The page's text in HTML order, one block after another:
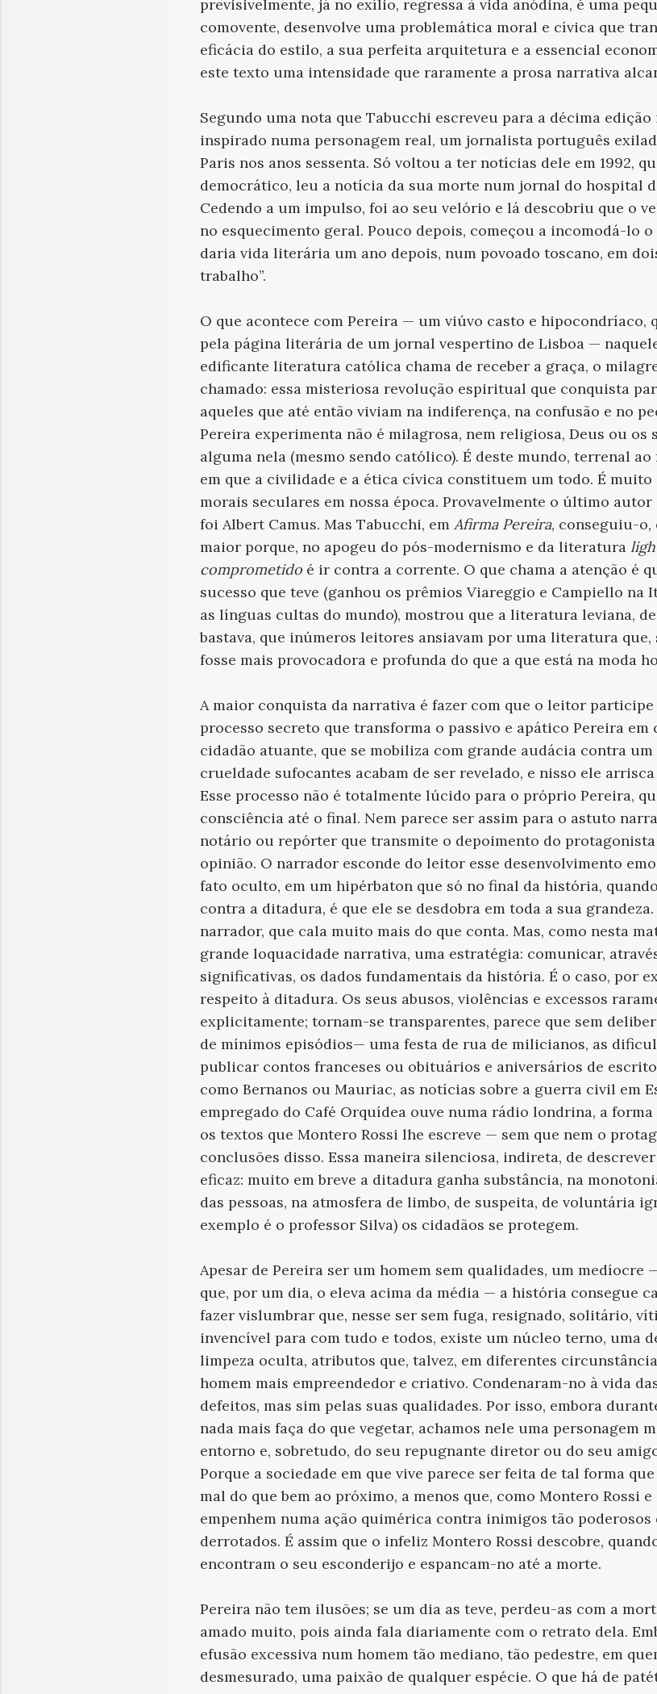
previsivelmente, já no exílio, regressa à vida anódina, é uma
comovente, desenvolve uma problemática moral e cívica que
eficácia do estilo, a sua perfeita arquitetura e a essencial
este texto uma intensidade que raramente a prosa narrativa
Segundo uma nota que Tabucchi escreveu para a décima
inspirado numa personagem real, um jornalista português
Paris nos anos sessenta. Só voltou a ter notícias dele em 1992,
democrático, leu a notícia da sua morte num jornal do hospital
Cedendo a um impulso, foi ao seu velório e lá descobriu que o
no esquecimento geral. Pouco depois, começou a incomodá-lo
daria vida literária um ano depois, num povoado toscano, em
trabalho”.
O que acontece com Pereira — um viúvo casto e hipocondríaco,
pela página literária de um jornal vespertino de Lisboa —
edificante literatura católica chama de receber a graça, o
chamado: essa misteriosa revolução espiritual que conquista
aqueles que até então viviam na indiferença, na confusão e no
Pereira experimenta não é milagrosa, nem religiosa, Deus ou os
alguma nela (mesmo sendo católico). É deste mundo, terrenal
em que a civilidade e a ética cívica constituem um todo. É
morais seculares em nossa época. Provavelmente o último
foi Albert Camus. Mas Tabucchi, em Afirma Pereira, conseguiu-o,
maior porque, no apogeu do pós-modernismo e da literatura
comprometido é ir contra a corrente. O que chama a atenção é
sucesso que teve (ganhou os prêmios Viareggio e Campiello na
as línguas cultas do mundo), mostrou que a literatura leviana,
bastava, que inúmeros leitores ansiavam por uma literatura
fosse mais provocadora e profunda do que a que está na moda
A maior conquista da narrativa é fazer com que o leitor participe
processo secreto que transforma o passivo e apático Pereira
cidadão atuante, que se mobiliza com grande audácia contra
crueldade sufocantes acabam de ser revelado, e nisso ele
Esse processo não é totalmente lúcido para o próprio Pereira,
consciência até o final. Nem parece ser assim para o astuto
notário ou repórter que transmite o depoimento do
opinião. O narrador esconde do leitor esse desenvolvimento
fato oculto, em um hipérbaton que só no final da história,
contra a ditadura, é que ele se desdobra em toda a sua
narrador, que cala muito mais do que conta. Mas, como nesta
grande loquacidade narrativa, uma estratégia: comunicar,
significativas, os dados fundamentais da história. É o caso, por
respeito à ditadura. Os seus abusos, violências e excessos
explicitamente; tornam-se transparentes, parece que sem
de mínimos episódios— uma festa de rua de milicianos, as
publicar contos franceses ou obituários e aniversários de
como Bernanos ou Mauriac, as notícias sobre a guerra civil em
empregado do Café Orquídea ouve numa rádio londrina, a
os textos que Montero Rossi lhe escreve — sem que nem o
conclusões disso. Essa maneira silenciosa, indireta, de
eficaz: muito em breve a ditadura ganha substância, na
das pessoas, na atmosfera de limbo, de suspeita, de voluntária
exemplo é o professor Silva) os cidadãos se protegem.
Apesar de Pereira ser um homem sem qualidades, um
que, por um dia, o eleva acima da média — a história consegue
fazer vislumbrar que, nesse ser sem fuga, resignado, solitário,
invencível para com tudo e todos, existe um núcleo terno, uma
limpeza oculta, atributos que, talvez, em diferentes
homem mais empreendedor e criativo. Condenaram-no à vida
defeitos, mas sim pelas suas qualidades. Por isso, embora
nada mais faça do que vegetar, achamos nele uma personagem
entorno e, sobretudo, do seu repugnante diretor ou do seu
Porque a sociedade em que vive parece ser feita de tal forma
mal do que bem ao próximo, a menos que, como Montero Rossi
empenhem numa ação quimérica contra inimigos tão poderosos
derrotados. É assim que o infeliz Montero Rossi descobre,
encontram o seu esconderijo e espancam-no até a morte.
Pereira não tem ilusões; se um dia as teve, perdeu-as com a
amado muito, pois ainda fala diariamente com o retrato dela.
efusão excessiva num homem tão mediano, tão pedestre, em
desmesurado, uma paixão de qualquer espécie. O que há de